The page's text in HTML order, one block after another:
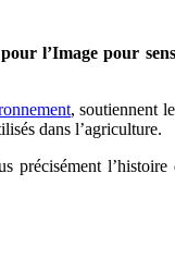
l’Image pour
, soutiennent
dans l’agriculture.
précisément